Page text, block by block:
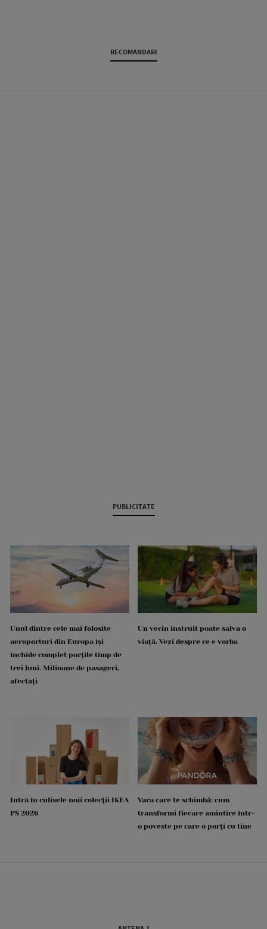
RECOMANDARI
PUBLICITATE
Unul dintre cele mai folosite
aeroporturi din Europa își
închide complet porțile timp de
trei luni. Milioane de pasageri,
afectați
Un vecin instruit poate salva o
viață. Vezi despre ce e vorba
Intră în culisele noii colecții IKEA
PS 2026
Vara care te schimbă: cum
transformi fiecare amintire într-
o poveste pe care o porți cu tine